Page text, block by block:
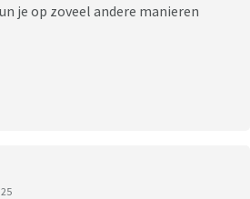
je op zoveel andere manieren